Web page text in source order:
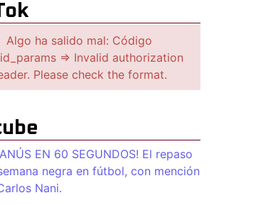
Algo ha salido mal: Código
=> Invalid authorization
Please check the format.
EN 60 SEGUNDOS! El repaso
negra en fútbol, con mención
Nani.